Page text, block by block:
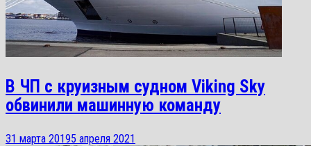
В ЧП с круизным судном Viking Sky
обвинили машинную команду
31 марта 20195 апреля 2021